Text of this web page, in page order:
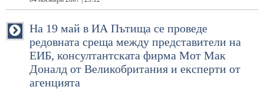
На 19 май в ИА Пътища се проведе
редовната среща между представители на
ЕИБ, консултантската фирма Мот Мак
Доналд от Великобритания и експерти от
агенцията